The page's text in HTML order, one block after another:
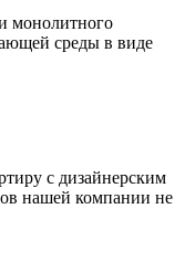
монолитного
среды в виде
с дизайнерским
нашей компании не